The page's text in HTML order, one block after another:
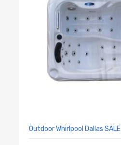
Outdoor Whirlpool Dallas SALE